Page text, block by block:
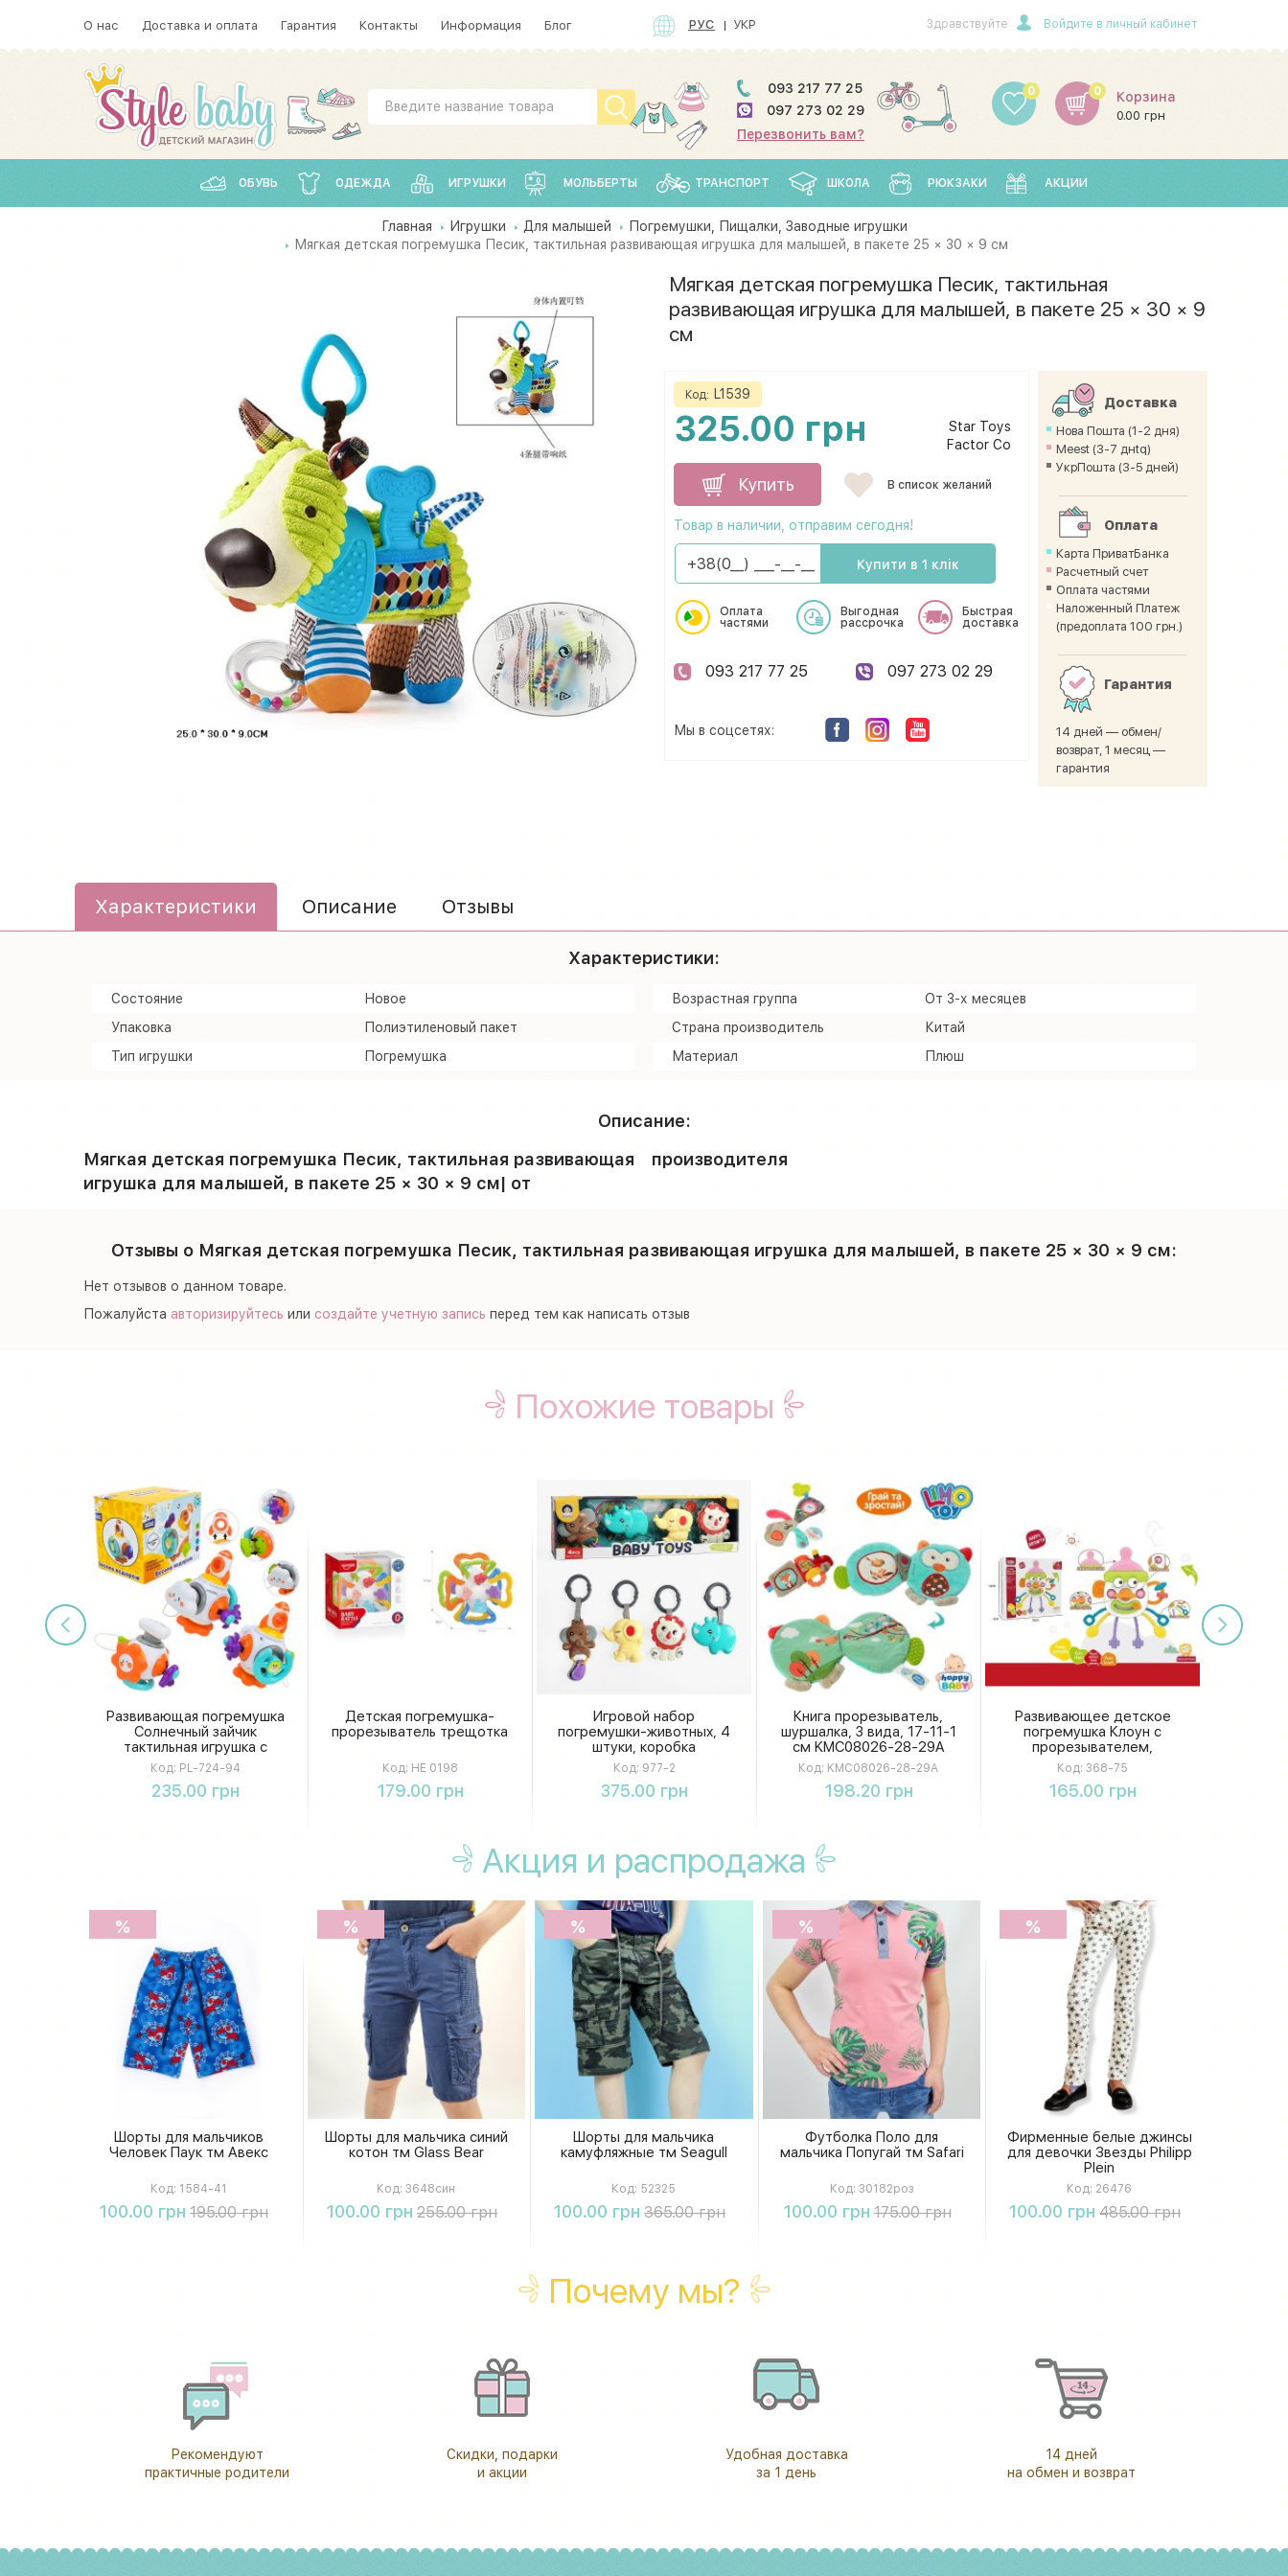
О нас Доставка и оплата Гарантия Контакты Информация Блог РУС УКР Здравствуйте Войдите в личный кабинет
093 217 77 25
097 273 02 29
Перезвонить вам?
0 Корзина
0.00 грн
0
ОБУВЬ ОДЕЖДА ИГРУШКИ МОЛЬБЕРТЫ ТРАНСПОРТ ШКОЛА РЮКЗАКИ АКЦИИ
Главная Игрушки Для малышей
Погремушки, Пищалки, Заводные игрушки
Мягкая детская погремушка Песик, тактильная развивающая игрушка для малышей, в пакете 25 × 30 × 9 см
Мягкая детская погремушка Песик, тактильная
развивающая игрушка для малышей, в пакете 25 × 30 × 9
см
Код: L1539
325.00 грн
Star Toys
Factor Co
Купить В список желаний
Товар в наличии, отправим сегодня!
Купити в 1 клік
Оплата
частями
Выгодная
рассрочка
Быстрая
доставка
093 217 77 25 097 273 02 29
Мы в соцсетях:
Доставка
Нова Пошта (1-2 дня)
Meest (3-7 днtq)
УкрПошта (3-5 дней)
Оплата
Карта ПриватБанка
Расчетный счет
Оплата частями
Наложенный Платеж
(предоплата 100 грн.)
Гарантия
14 дней — обмен/
возврат, 1 месяц —
гарантия
Характеристики Описание Отзывы
Характеристики:
Состояние
Новое
Упаковка
Полиэтиленовый пакет
Тип игрушки
Погремушка
Возрастная группа
От 3-х месяцев
Страна производитель
Китай
Материал
Плюш
Описание:
Мягкая детская погремушка Песик, тактильная развивающая
игрушка для малышей, в пакете 25 × 30 × 9 см| от
производителя
Отзывы о Мягкая детская погремушка Песик, тактильная развивающая игрушка для малышей, в пакете 25 × 30 × 9 см:
Нет отзывов о данном товаре.
Пожалуйста авторизируйтесь или создайте учетную запись перед тем как написать отзыв
Похожие товары
Развивающая погремушка
Солнечный зайчик
тактильная игрушка с
движущимися элементами
в коробке 13×12×14,5 см
Код: PL-724-94
235.00 грн
Купить
Детская погремушка-
прорезыватель трещотка
Код: HE 0198
179.00 грн
Купить
Игровой набор
погремушки-животных, 4
штуки, коробка
Код: 977-2
375.00 грн
Купить
Книга прорезыватель,
шуршалка, 3 вида, 17-11-1
см KMC08026-28-29A
Код: KMC08026-28-29A
198.20 грн
Развивающее детское
погремушка Клоун с
прорезывателем,
подвижными элементами и
поп-ит, в коробке
Код: 368-75
165.00 грн
Купить
Акция и распродажа
%
Шорты для мальчиков
Человек Паук тм Авекс
Код: 1584-41
100.00 грн 195.00 грн
Купить
%
Шорты для мальчика синий
котон тм Glass Bear
Код: 3648син
100.00 грн 255.00 грн
Купить
%
Шорты для мальчика
камуфляжные тм Seagull
Код: 52325
100.00 грн 365.00 грн
Купить
%
Футболка Поло для
мальчика Попугай тм Safari
Код: 30182роз
100.00 грн 175.00 грн
Купить
%
Фирменные белые джинсы
для девочки Звезды Philipp
Plein
Код: 26476
100.00 грн 485.00 грн
Купить
Почему мы?
Рекомендуют
практичные родители
Скидки, подарки
и акции
Удобная доставка
за 1 день
14 дней
на обмен и возврат